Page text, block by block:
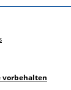
vorbehalten